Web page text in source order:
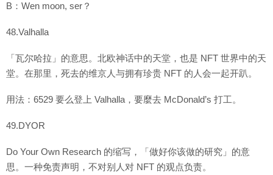
B：Wen moon, ser？
48.Valhalla
「瓦尔哈拉」的意思。北欧神话中的天堂，也是 NFT 世界中的天
堂。在那里，死去的维京人与拥有珍贵 NFT 的人会一起开趴。
用法：6529 要么登上 Valhalla，要麼去 McDonald’s 打工。
49.DYOR
Do Your Own Research 的缩写，「做好你该做的研究」的意
思。一种免责声明，不对别人对 NFT 的观点负责。